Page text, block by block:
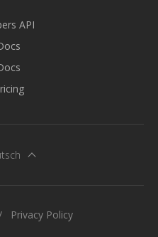
API
Privacy Policy